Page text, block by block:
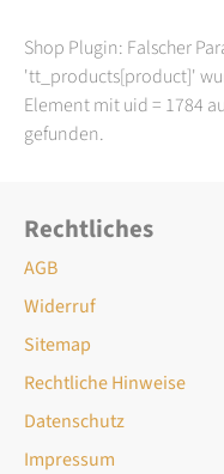
Shop Plugin: Falscher
'tt_products[product]'
Element mit uid = 1784
gefunden.
Rechtliches
AGB
Widerruf
Sitemap
Rechtliche Hinweise
Datenschutz
Impressum